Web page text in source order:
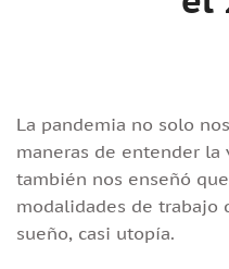
La pandemia no solo
maneras de entender la
también nos enseñó
modalidades de trabajo
sueño, casi utopía.